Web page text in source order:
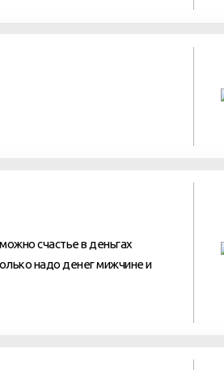
счастье в деньгах
надо денег мижчине и